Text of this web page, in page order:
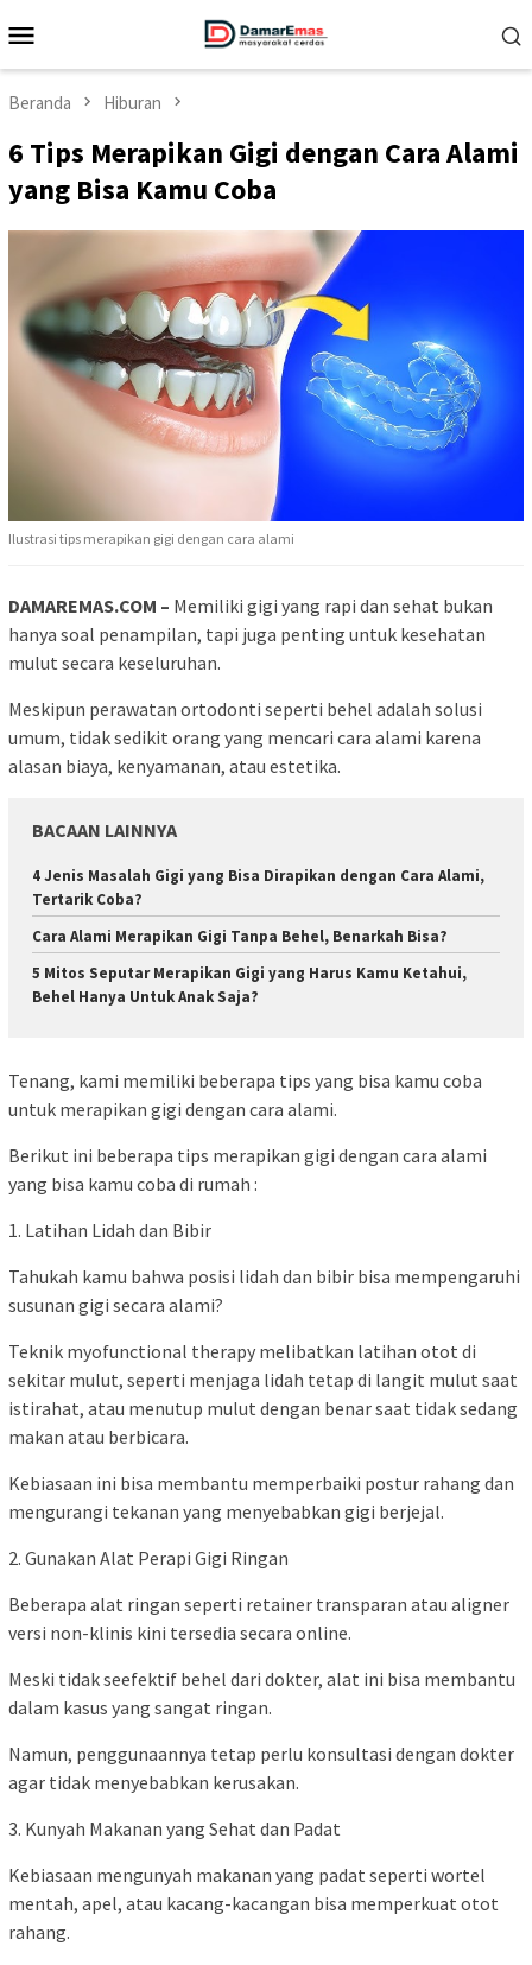
ke
Mobile
Beranda Hiburan
6 Tips Merapikan Gigi dengan Cara Alami
yang Bisa Kamu Coba
Ilustrasi tips merapikan gigi dengan cara alami
DAMAREMAS.COM – Memiliki gigi yang rapi dan sehat bukan
hanya soal penampilan, tapi juga penting untuk kesehatan
mulut secara keseluruhan.
Meskipun perawatan ortodonti seperti behel adalah solusi
umum, tidak sedikit orang yang mencari cara alami karena
alasan biaya, kenyamanan, atau estetika.
BACAAN LAINNYA
4 Jenis Masalah Gigi yang Bisa Dirapikan dengan Cara Alami,
Tertarik Coba?
Cara Alami Merapikan Gigi Tanpa Behel, Benarkah Bisa?
5 Mitos Seputar Merapikan Gigi yang Harus Kamu Ketahui,
Behel Hanya Untuk Anak Saja?
Tenang, kami memiliki beberapa tips yang bisa kamu coba
untuk merapikan gigi dengan cara alami.
Berikut ini beberapa tips merapikan gigi dengan cara alami
yang bisa kamu coba di rumah :
1. Latihan Lidah dan Bibir
Tahukah kamu bahwa posisi lidah dan bibir bisa mempengaruhi
susunan gigi secara alami?
Teknik myofunctional therapy melibatkan latihan otot di
sekitar mulut, seperti menjaga lidah tetap di langit mulut saat
istirahat, atau menutup mulut dengan benar saat tidak sedang
makan atau berbicara.
Kebiasaan ini bisa membantu memperbaiki postur rahang dan
mengurangi tekanan yang menyebabkan gigi berjejal.
2. Gunakan Alat Perapi Gigi Ringan
Beberapa alat ringan seperti retainer transparan atau aligner
versi non-klinis kini tersedia secara online.
Meski tidak seefektif behel dari dokter, alat ini bisa membantu
dalam kasus yang sangat ringan.
Namun, penggunaannya tetap perlu konsultasi dengan dokter
agar tidak menyebabkan kerusakan.
3. Kunyah Makanan yang Sehat dan Padat
Kebiasaan mengunyah makanan yang padat seperti wortel
mentah, apel, atau kacang-kacangan bisa memperkuat otot
rahang.